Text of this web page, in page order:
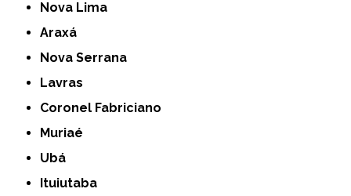
Nova Lima
Araxá
Nova Serrana
Lavras
Coronel Fabriciano
Muriaé
Ubá
Ituiutaba